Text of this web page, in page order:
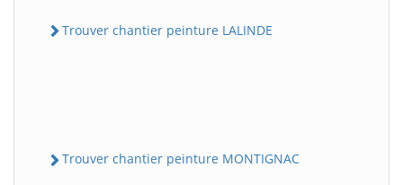
Trouver chantier peinture LALINDE
Trouver chantier peinture MONTIGNAC